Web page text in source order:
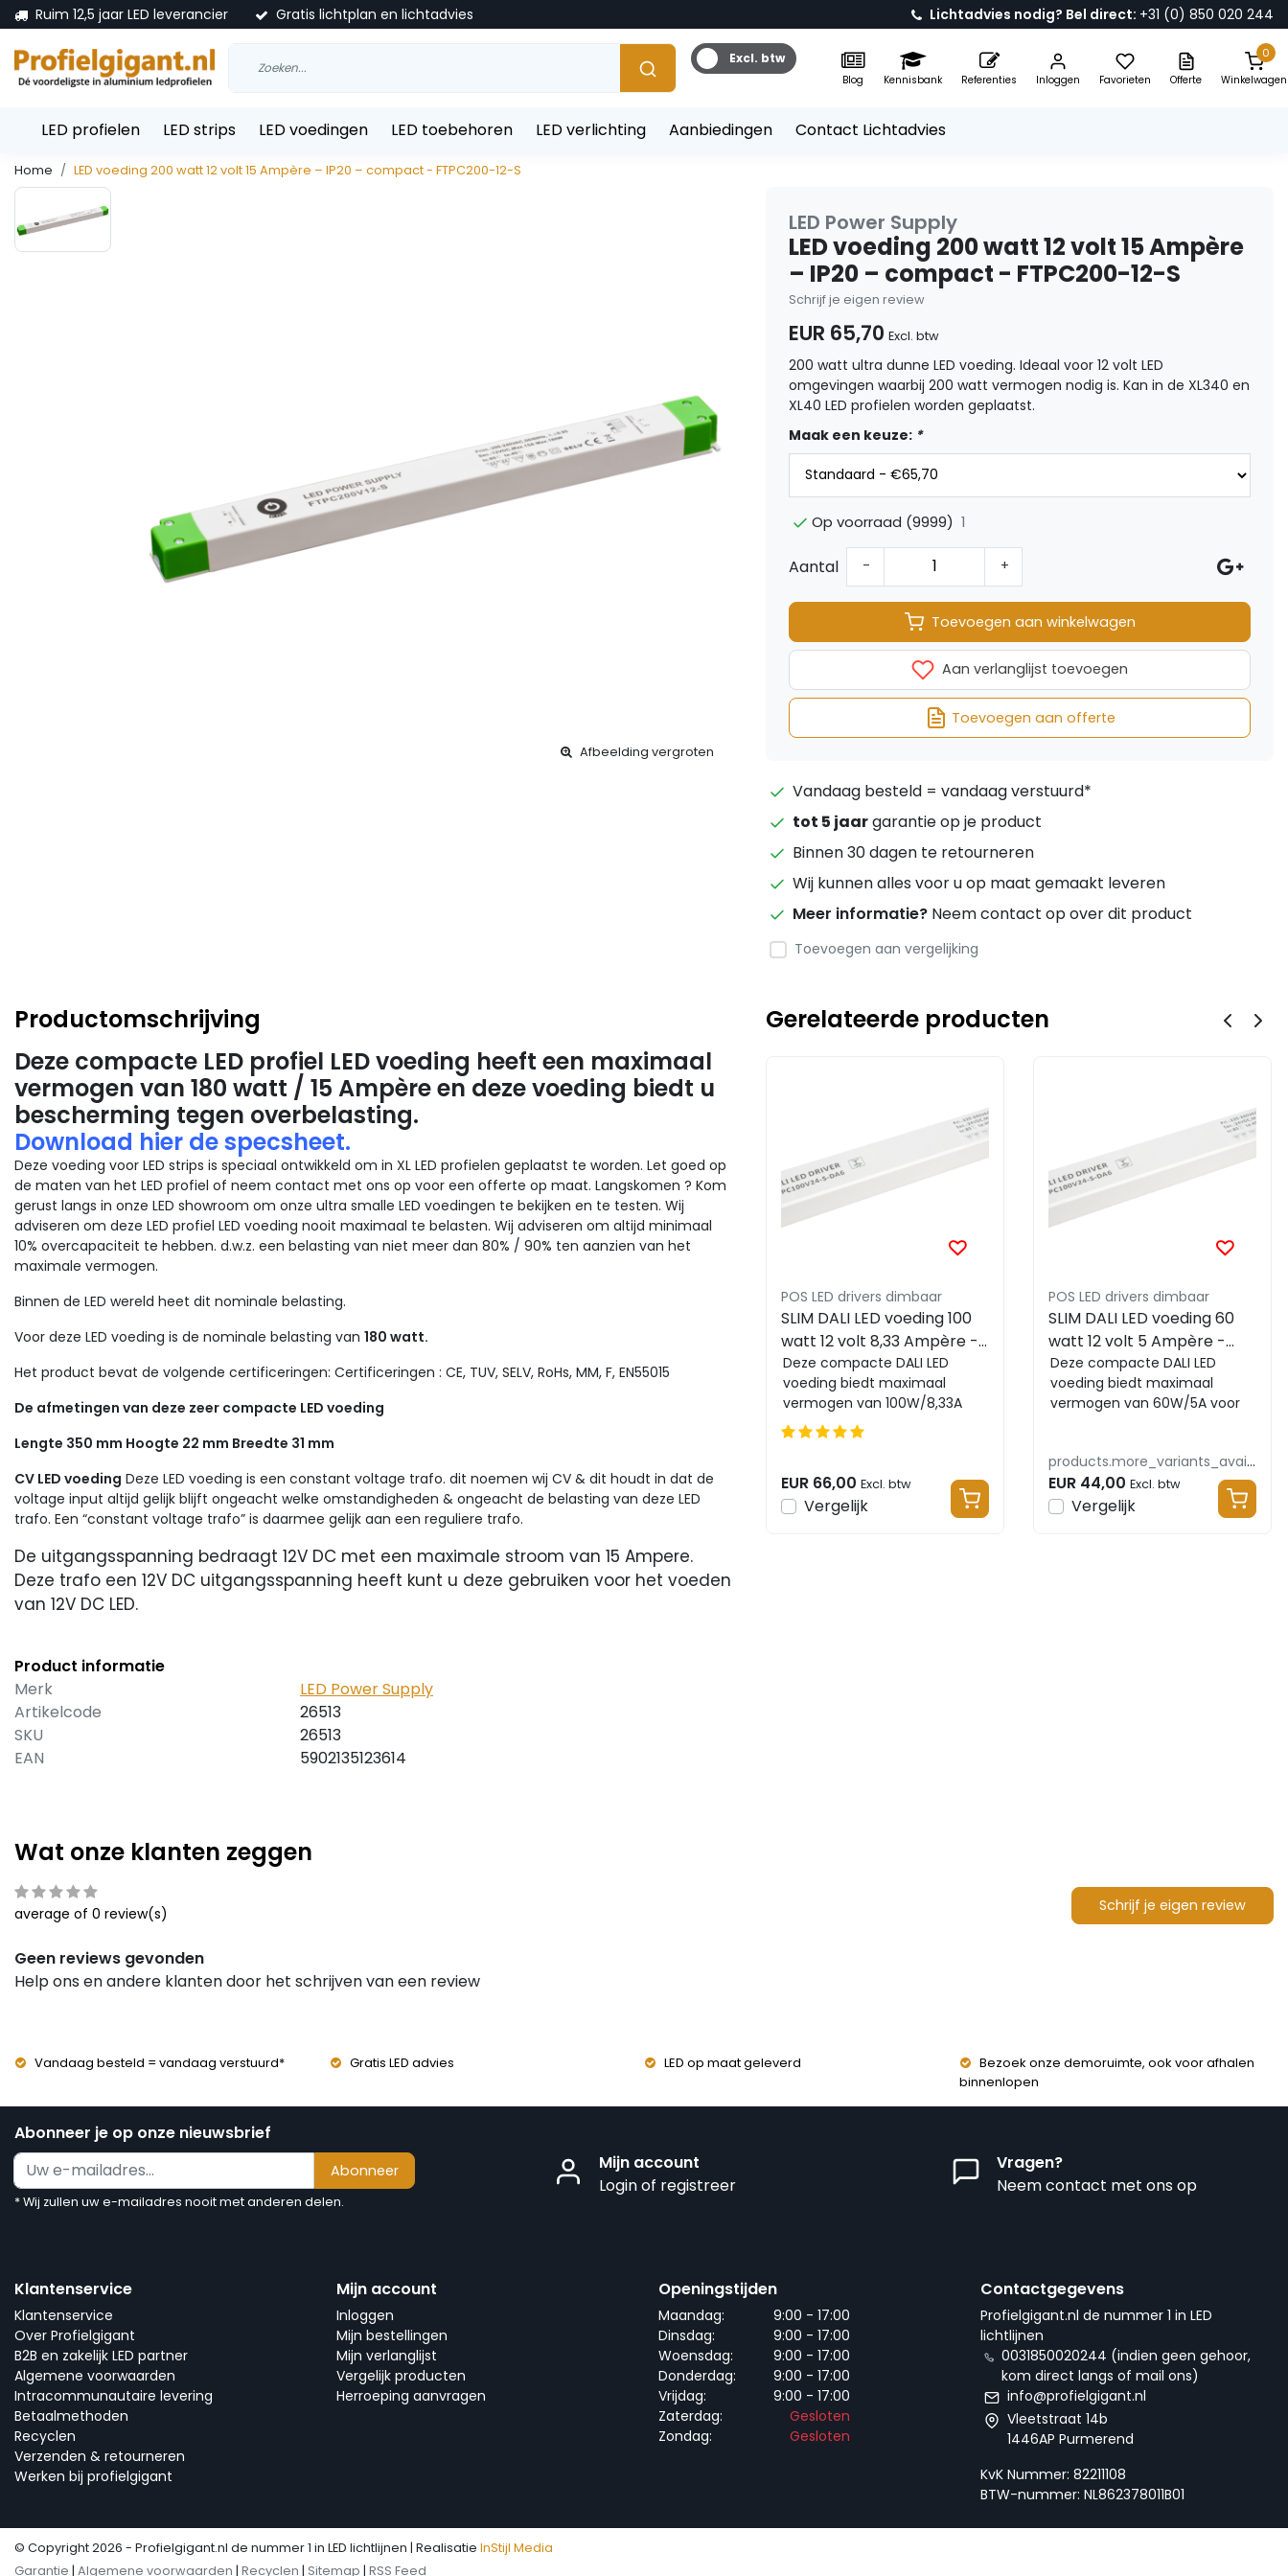
Ruim 12,5 jaar LED leverancier Gratis lichtplan en lichtadvies Lichtadvies nodig? Bel direct: +31 (0) 850 020 244
Excl. btw
Blog Kennisbank Referenties Inloggen Favorieten Offerte
0
Winkelwagen
LED profielen LED strips LED voedingen LED toebehoren LED verlichting Aanbiedingen Contact Lichtadvies
Home LED voeding 200 watt 12 volt 15 Ampère – IP20 – compact - FTPC200-12-S
Afbeelding vergroten
LED Power Supply
LED voeding 200 watt 12 volt 15 Ampère
– IP20 – compact - FTPC200-12-S
Schrijf je eigen review
EUR 65,70 Excl. btw
200 watt ultra dunne LED voeding. Ideaal voor 12 volt LED
omgevingen waarbij 200 watt vermogen nodig is. Kan in de XL340 en
XL40 LED profielen worden geplaatst.
Maak een keuze: *
Op voorraad (9999) 1
Aantal - +
Toevoegen aan winkelwagen
Aan verlanglijst toevoegen
Toevoegen aan offerte
Vandaag besteld = vandaag verstuurd*
tot 5 jaargarantie op je product
Binnen 30 dagen te retourneren
Wij kunnen alles voor u op maat gemaakt leveren
Meer informatie? Neem contact op over dit product
Toevoegen aan vergelijking
Productomschrijving
Deze compacte LED profiel LED voeding heeft een maximaal
vermogen van 180 watt / 15 Ampère en deze voeding biedt u
bescherming tegen overbelasting.
Download hier de specsheet.
Deze voeding voor LED strips is speciaal ontwikkeld om in XL LED profielen geplaatst te worden. Let goed op
de maten van het LED profiel of neem contact met ons op voor een offerte op maat. Langskomen ? Kom
gerust langs in onze LED showroom om onze ultra smalle LED voedingen te bekijken en te testen. Wij
adviseren om deze LED profiel LED voeding nooit maximaal te belasten. Wij adviseren om altijd minimaal
10% overcapaciteit te hebben. d.w.z. een belasting van niet meer dan 80% / 90% ten aanzien van het
maximale vermogen.
Binnen de LED wereld heet dit nominale belasting.
Voor deze LED voeding is de nominale belasting van 180 watt.
Het product bevat de volgende certificeringen: Certificeringen : CE, TUV, SELV, RoHs, MM, F, EN55015
De afmetingen van deze zeer compacte LED voeding
Lengte 350 mm Hoogte 22 mm Breedte 31 mm
CV LED voeding Deze LED voeding is een constant voltage trafo. dit noemen wij CV & dit houdt in dat de
voltage input altijd gelijk blijft ongeacht welke omstandigheden & ongeacht de belasting van deze LED
trafo. Een “constant voltage trafo” is daarmee gelijk aan een reguliere trafo.
De uitgangsspanning bedraagt 12V DC met een maximale stroom van 15 Ampere.
Deze trafo een 12V DC uitgangsspanning heeft kunt u deze gebruiken voor het voeden
van 12V DC LED.
Product informatie
Merk
LED Power Supply
Artikelcode
26513
SKU
26513
EAN
5902135123614
Gerelateerde producten
POS LED drivers dimbaar
SLIM DALI LED voeding 100
watt 12 volt 8,33 Ampère -
IP20 - compact -
FTPC100V12-S-DA6
Deze compacte DALI LED
voeding biedt maximaal
vermogen van 100W/8,33A
voor kleursturen en dimmen
van LED's. Met overbela...
EUR 66,00 Excl. btw
Vergelijk
POS LED drivers dimbaar
SLIM DALI LED voeding 60
watt 12 volt 5 Ampère -
IP20 - compact -
FTPC60V12-S-DA6
Deze compacte DALI LED
voeding biedt maximaal
vermogen van 60W/5A voor
products.more_variants_available
EUR 44,00 Excl. btw
Vergelijk
Wat onze klanten zeggen
average of 0 review(s) Schrijf je eigen review
Geen reviews gevonden
Help ons en andere klanten door het schrijven van een review
Vandaag besteld = vandaag verstuurd* Gratis LED advies LED op maat geleverd
Bezoek onze demoruimte, ook voor afhalen
binnenlopen
Abonneer je op onze nieuwsbrief
Abonneer
* Wij zullen uw e-mailadres nooit met anderen delen.
Mijn account
Login of registreer
Vragen?
Neem contact met ons op
Klantenservice
Klantenservice
Over Profielgigant
B2B en zakelijk LED partner
Algemene voorwaarden
Intracommunautaire levering
Betaalmethoden
Recyclen
Verzenden & retourneren
Werken bij profielgigant
Mijn account
Inloggen
Mijn bestellingen
Mijn verlanglijst
Vergelijk producten
Herroeping aanvragen
Openingstijden
Maandag:
9:00 - 17:00
Dinsdag:
9:00 - 17:00
Woensdag:
9:00 - 17:00
Donderdag:
9:00 - 17:00
Vrijdag:
9:00 - 17:00
Zaterdag:
Gesloten
Zondag:
Gesloten
Contactgegevens
Profielgigant.nl de nummer 1 in LED
lichtlijnen
0031850020244 (indien geen gehoor,
kom direct langs of mail ons)
info@profielgigant.nl
Vleetstraat 14b
1446AP Purmerend
KvK Nummer: 82211108
BTW-nummer: NL862378011B01
© Copyright 2026 - Profielgigant.nl de nummer 1 in LED lichtlijnen | Realisatie InStijl Media
Garantie | Algemene voorwaarden | Recyclen | Sitemap | RSS Feed